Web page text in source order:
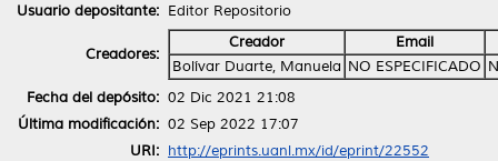
Usuario depositante: Editor Repositorio
Creadores:
Creador
Email
Bolívar Duarte, Manuela NO ESPECIFICADO
Fecha del depósito: 02 Dic 2021 21:08
Última modificación: 02 Sep 2022 17:07
URI: http://eprints.uanl.mx/id/eprint/22552